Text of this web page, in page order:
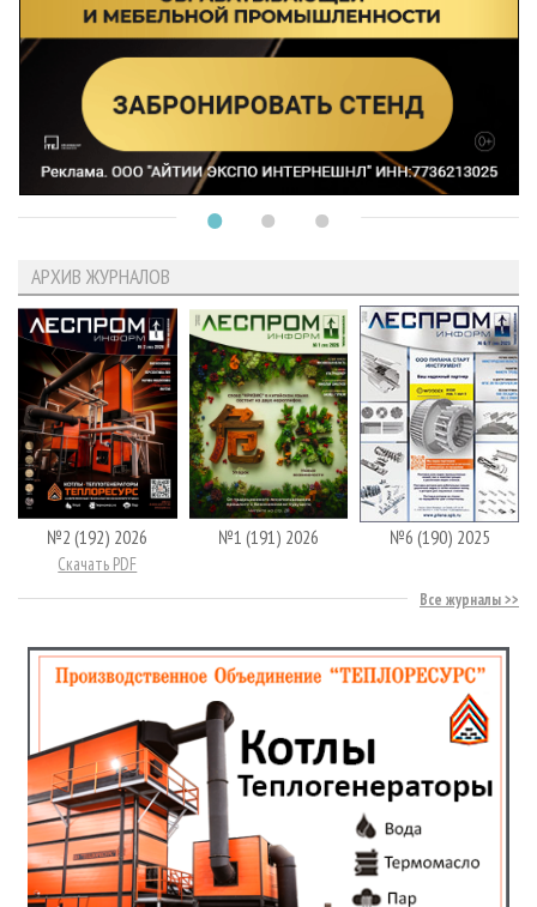
АРХИВ ЖУРНАЛОВ
№2 (192) 2026
Скачать PDF
№1 (191) 2026 №6 (190) 2025
Все журналы